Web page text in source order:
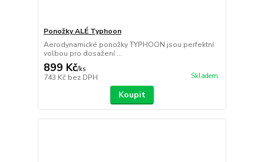
Ponožky ALÉ Typhoon
Aerodynamické ponožky TYPHOON jsou perfektní
volbou pro dosažení ...
899 Kč/ks
743 Kč bez DPH Skladem
Koupit